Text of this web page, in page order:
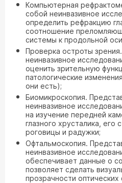
Компьютерная
собой неинвазивное
определить рефракцию
соотношение
системы к продольной
Проверка остроты
неинвазивное
оценить зрительную
патологические
они есть);
Биомикроскопия.
неинвазивное
на изучение передней
глазного хрусталика, его
роговицы и радужки;
Офтальмоскопия.
неинвазивное
обеспечивает данные о
позволяет сделать
прозрачности